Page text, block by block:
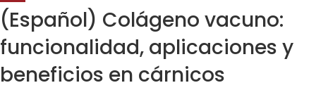
(Español) Colágeno vacuno:
funcionalidad, aplicaciones y
beneficios en cárnicos